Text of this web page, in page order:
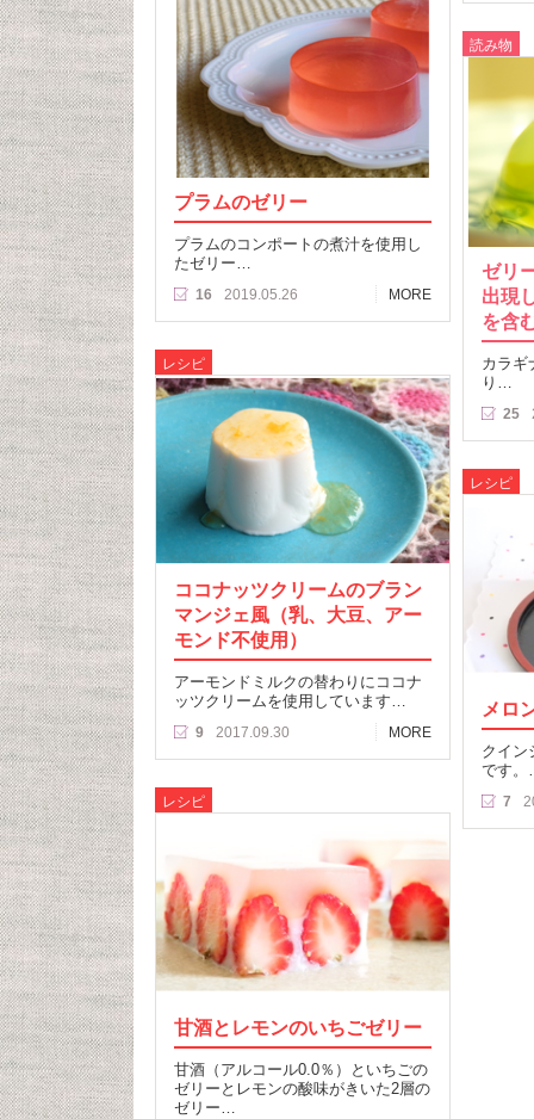
プラムのゼリー
プラムのコンポートの煮汁を使用し
たゼリー…
16 2019.05.26 MORE
読み物
ゼリ
出現
を含
カラギ
り…
25
レシピ
ココナッツクリームのブラン
マンジェ風（乳、大豆、アー
モンド不使用）
アーモンドミルクの替わりにココナ
ッツクリームを使用しています…
9 2017.09.30 MORE
レシピ
メロ
クイン
です
7
レシピ
甘酒とレモンのいちごゼリー
甘酒（アルコール0.0％）といちごの
ゼリーとレモンの酸味がきいた2層の
ゼリー…